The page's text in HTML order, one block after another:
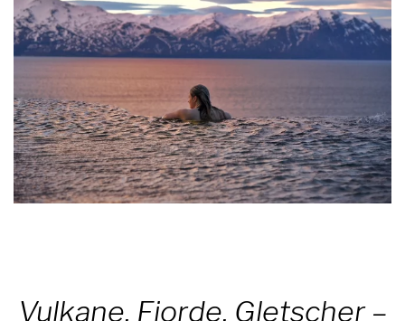
Vulkane, Fjorde, Gletscher –